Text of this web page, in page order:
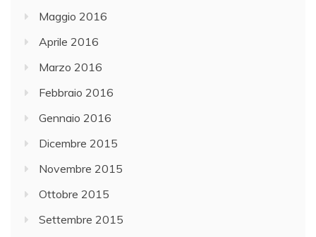
Maggio 2016
Aprile 2016
Marzo 2016
Febbraio 2016
Gennaio 2016
Dicembre 2015
Novembre 2015
Ottobre 2015
Settembre 2015